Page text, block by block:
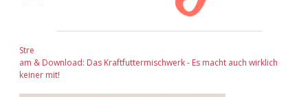
Stre
am & Download: Das Kraftfuttermischwerk - Es macht auch wirklich
keiner mit!